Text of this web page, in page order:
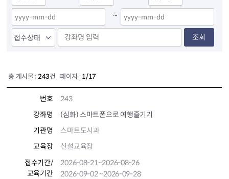
~
조회
총 게시물 : 243건 페이지 : 1/17
번호
243
강좌명
(심화) 스마트폰으로 여행즐기기
기관명
스마트도시과
교육장
신설교육장
접수기간/
교육기간
2026-08-21~2026-08-26
2026-09-02~2026-09-28